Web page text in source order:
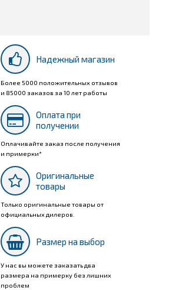
Надежный магазин
Более 5000 положительных отзывов
и 85000 заказов за 10 лет работы
Оплата при
получении
Оплачивайте заказ после получения
и примерки*
Оригинальные
товары
Только оригинальные товары от
официальных дилеров.
Размер на выбор
У нас вы можете заказать два
размера на примерку без лишних
проблем